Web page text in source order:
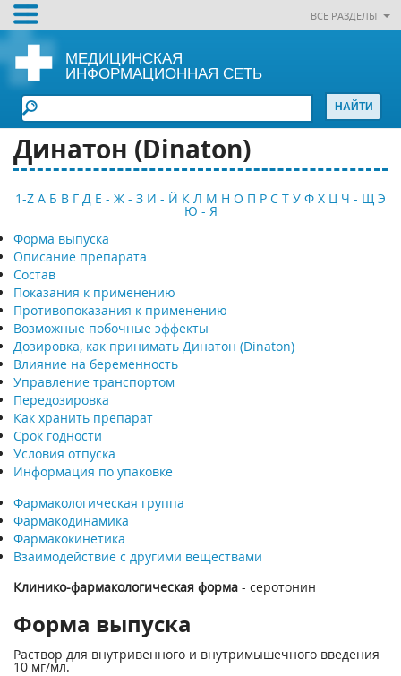
ВСЕ РАЗДЕЛЫ
МЕДИЦИНСКАЯ
ИНФОРМАЦИОННАЯ СЕТЬ
Динатон (Dinaton)
1-Z А Б В Г Д Е - Ж - З И - Й К Л М Н О П Р С Т У Ф Х Ц Ч - Щ Э
Ю - Я
Форма выпуска
Описание препарата
Состав
Показания к применению
Противопоказания к применению
Возможные побочные эффекты
Дозировка, как принимать Динатон (Dinaton)
Влияние на беременность
Управление транспортом
Передозировка
Как хранить препарат
Срок годности
Условия отпуска
Информация по упаковке
Фармакологическая группа
Фармакодинамика
Фармакокинетика
Взаимодействие с другими веществами
Клинико-фармакологическая форма - серотонин
Форма выпуска
Раствор для внутривенного и внутримышечного введения
10 мг/мл.